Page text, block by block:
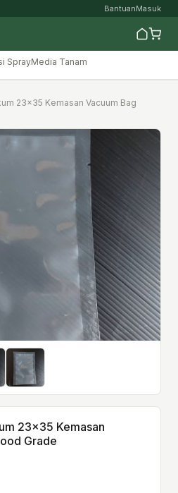
BantuanMasuk
SprayMedia Tanam
23×35 Kemasan Vacuum Bag
23×35 Kemasan
Grade